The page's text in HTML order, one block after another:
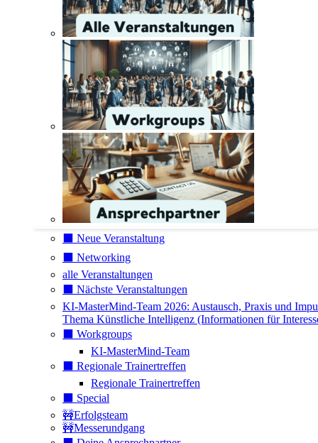
⬛️ Neue Veranstaltung
⬛️ Networking
alle Veranstaltungen
⬛️ Nächste Veranstaltungen
KI-MasterMind-Team 2026: Austausch, Praxis und
Thema Künstliche Intelligenz (Informationen für
⬛️ Workgroups
KI-MasterMind-Team
⬛️ Regionale Trainertreffen
Regionale Trainertreffen
⬛️ Special
🚧Erfolgsteam
🚧Messerundgang